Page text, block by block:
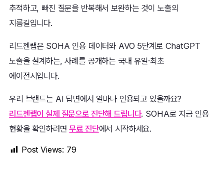
추적하고, 빠진 질문을 반복해서 보완하는 것이 노출의
지름길입니다.
리드젠랩은 SOHA 인용 데이터와 AVO 5단계로 ChatGPT
노출을 설계하는, 사례를 공개하는 국내 유일·최초
에이전시입니다.
우리 브랜드는 AI 답변에서 얼마나 인용되고 있을까요?
리드젠랩이 실제 질문으로 진단해 드립니다. SOHA로 지금 인용
현황을 확인하려면무료 진단에서 시작하세요.
Post Views: 79